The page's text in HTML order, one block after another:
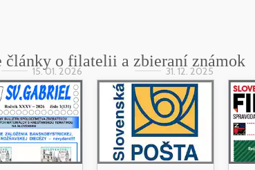
články o filatelii a zbieraní známok
15. 01. 2026 31. 12. 2025